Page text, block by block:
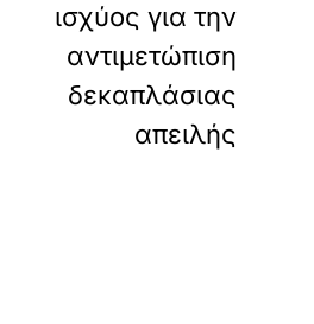
ισχύος για την
αντιμετώπιση
δεκαπλάσιας
απειλής